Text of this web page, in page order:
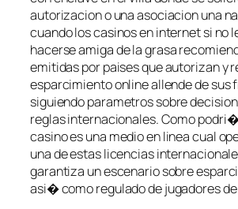
autorizacion o una asociacion una
cuando los casinos en internet si no
hacerse amiga de la grasa
emitidas por paises que autorizan y
esparcimiento online allende de sus
siguiendo parametros sobre
reglas internacionales. Como
casino es una medio en linea cual
una de estas licencias
garantiza un escenario sobre
asi� como regulado de jugadores